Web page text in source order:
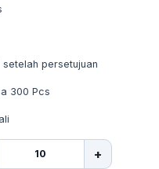
setelah persetujuan
300 Pcs
+